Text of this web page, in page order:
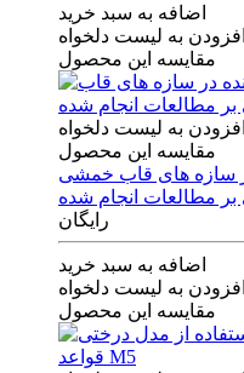
اضافه به سبد خرید
افزودن به لیست دلخواه
مقایسه این محصول
افزودن به لیست دلخواه
مقایسه این محصول
در سازه های قاب خمشی
بر مطالعات انجام شده
رایگان
اضافه به سبد خرید
افزودن به لیست دلخواه
مقایسه این محصول